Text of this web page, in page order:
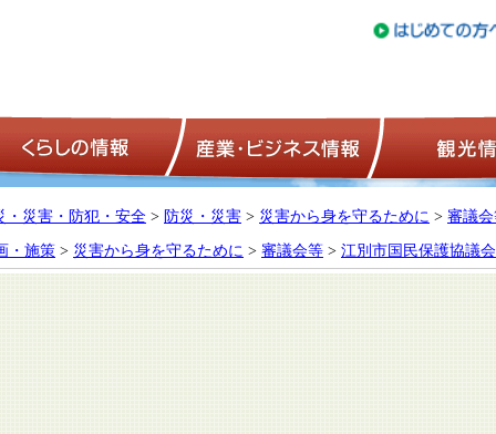
プページ くらしの情報 産業・ビジネ
・災害・防犯・安全 > 防災・災害 > 災害から身を守るために > 審議
・施策 > 災害から身を守るために > 審議会等 > 江別市国民保護協議会